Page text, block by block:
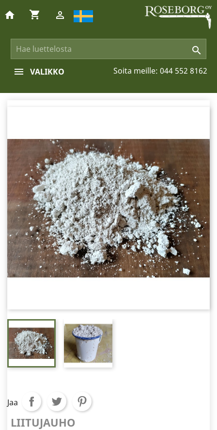

home shopping_cart 
Soita meille: 044 552 8162
VALIKKO
Jaa
LIITUJAUHO